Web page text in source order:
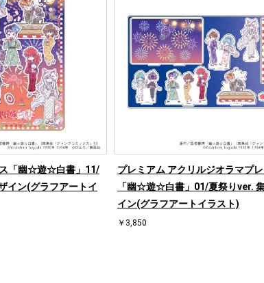
「幽☆遊☆白書」11/
イン(グラフアートイ
プレミアム アクリルジオラマプ
「幽☆遊☆白書」01/夏祭りver.
イン(グラフアートイラスト)
￥3,850